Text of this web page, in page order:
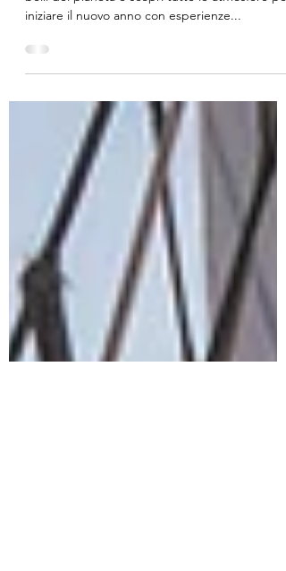
Viaggi per Capodanno 2020
Festeggia l'arrivo del 2020 in uno dei luoghi più
belli del pianeta e scopri tutte le atmosfere per